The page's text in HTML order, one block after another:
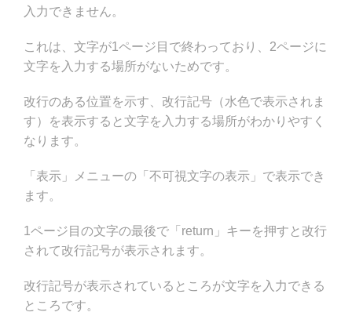
入力できません。
これは、文字が1ページ目で終わっており、2ページに
文字を入力する場所がないためです。
改行のある位置を示す、改行記号（水色で表示されま
す）を表示すると文字を入力する場所がわかりやすく
なります。
「表示」メニューの「不可視文字の表示」で表示でき
ます。
1ページ目の文字の最後で「return」キーを押すと改行
されて改行記号が表示されます。
改行記号が表示されているところが文字を入力できる
ところです。